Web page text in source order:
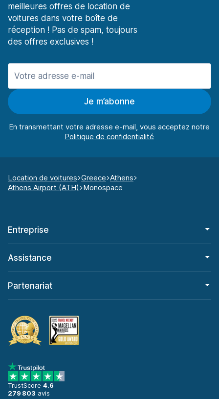
meilleures offres de location de
voitures dans votre boîte de
réception ! Pas de spam, toujours
des offres exclusives !
Je m’abonne
En transmettant votre adresse e-mail, vous acceptez notre
Location de voitures Greece Athens
Athens Airport (ATH) Monospace
Entreprise
Assistance
Partenariat
TrustScore 4.6
279 803 avis